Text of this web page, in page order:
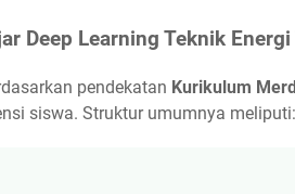
Deep Learning Teknik Energi
pendekatan Kurikulum
siswa. Struktur umumnya meliputi: